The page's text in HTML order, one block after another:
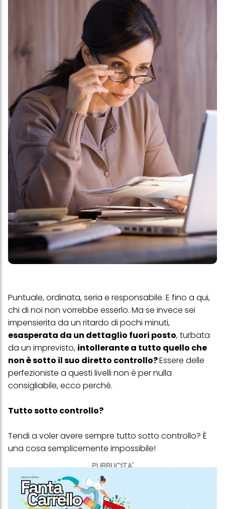
PUBBLICITA'
Puntuale, ordinata, seria e responsabile. E fino a qui,
chi di noi non vorrebbe esserlo. Ma se invece sei
impensierita da un ritardo di pochi minuti,
esasperata da un dettaglio fuori posto, turbata
da un imprevisto, intollerante a tutto quello che
non è sotto il suo diretto controllo?Essere delle
perfezioniste a questi livelli non è per nulla
consigliabile, ecco perché.
Tutto sotto controllo?
Tendi a voler avere sempre tutto sotto controllo? È
una cosa semplicemente impossibile!